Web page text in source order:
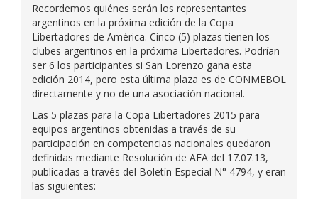
Recordemos quiénes serán los representantes
argentinos en la próxima edición de la Copa
Libertadores de América. Cinco (5) plazas tienen los
clubes argentinos en la próxima Libertadores. Podrían
ser 6 los participantes si San Lorenzo gana esta
edición 2014, pero esta última plaza es de CONMEBOL
directamente y no de una asociación nacional.
Las 5 plazas para la Copa Libertadores 2015 para
equipos argentinos obtenidas a través de su
participación en competencias nacionales quedaron
definidas mediante Resolución de AFA del 17.07.13,
publicadas a través del Boletín Especial N° 4794, y eran
las siguientes: